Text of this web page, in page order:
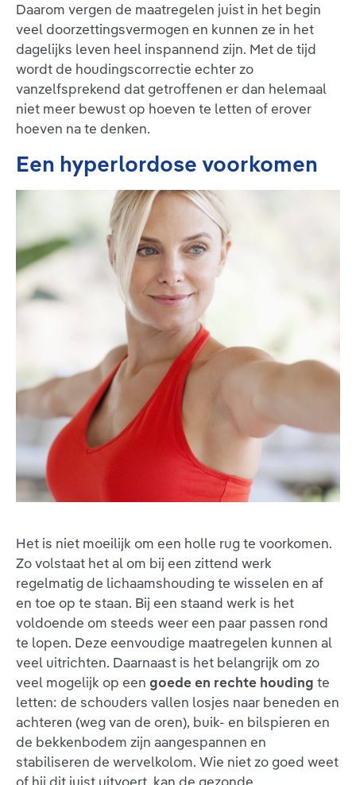
Daarom vergen de maatregelen juist in het begin
veel doorzettingsvermogen en kunnen ze in het
dagelijks leven heel inspannend zijn. Met de tijd
wordt de houdingscorrectie echter zo
vanzelfsprekend dat getroffenen er dan helemaal
niet meer bewust op hoeven te letten of erover
hoeven na te denken.
Een hyperlordose voorkomen
Het is niet moeilijk om een holle rug te voorkomen.
Zo volstaat het al om bij een zittend werk
regelmatig de lichaamshouding te wisselen en af
en toe op te staan. Bij een staand werk is het
voldoende om steeds weer een paar passen rond
te lopen. Deze eenvoudige maatregelen kunnen al
veel uitrichten. Daarnaast is het belangrijk om zo
veel mogelijk op een goede en rechte houding te
letten: de schouders vallen losjes naar beneden en
achteren (weg van de oren), buik- en bilspieren en
de bekkenbodem zijn aangespannen en
stabiliseren de wervelkolom. Wie niet zo goed weet